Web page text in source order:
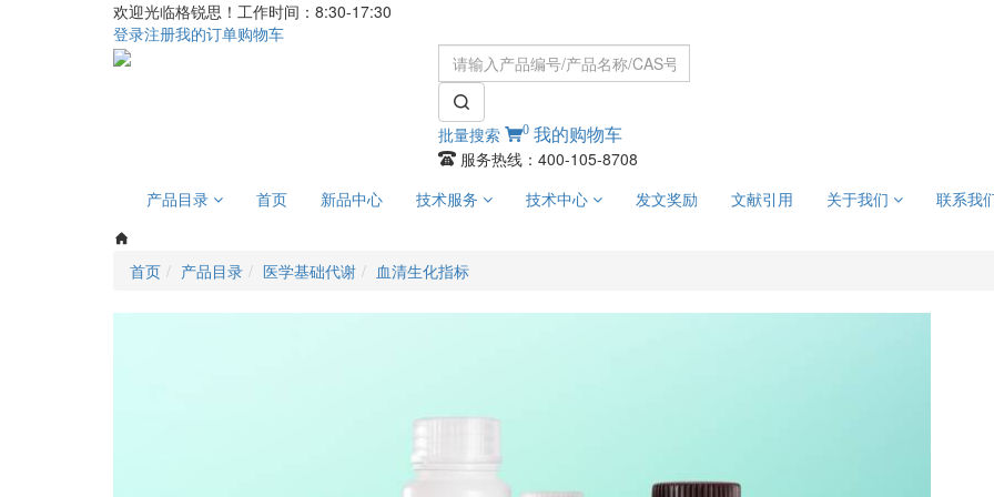
欢迎光临格锐思！工作时间：8:30-17:30
登录注册我的订单购物车
批量搜索 0我的购物车
服务热线：400-105-8708
产品目录
首页 新品中心 技术服务 技术中心 发文奖励 文献引用 关于我们 联系我
首页 产品目录 医学基础代谢 血清生化指标